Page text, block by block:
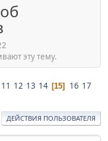
эту тему.
11 12 13 14 15 16 17
ДЕЙСТВИЯ ПОЛЬЗОВАТЕЛЯ